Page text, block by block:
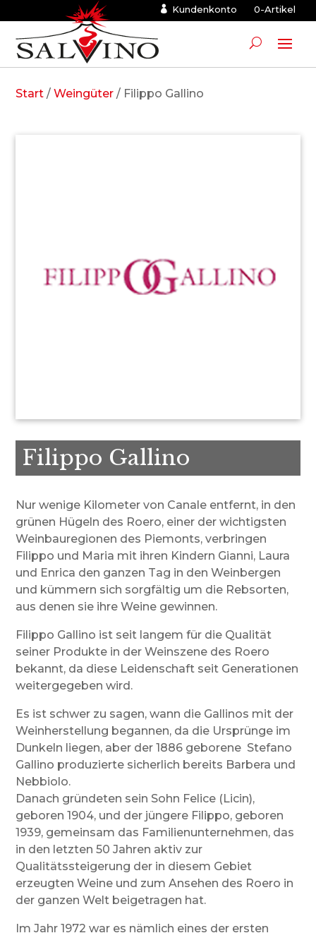
Kundenkonto 0-Artikel
Start /Weingüter / Filippo Gallino
Filippo Gallino
Nur wenige Kilometer von Canale entfernt, in den
grünen Hügeln des Roero, einer der wichtigsten
Weinbauregionen des Piemonts, verbringen
Filippo und Maria mit ihren Kindern Gianni, Laura
und Enrica den ganzen Tag in den Weinbergen
und kümmern sich sorgfältig um die Rebsorten,
aus denen sie ihre Weine gewinnen.
Filippo Gallino ist seit langem für die Qualität
seiner Produkte in der Weinszene des Roero
bekannt, da diese Leidenschaft seit Generationen
weitergegeben wird.
Es ist schwer zu sagen, wann die Gallinos mit der
Weinherstellung begannen, da die Ursprünge im
Dunkeln liegen, aber der 1886 geborene Stefano
Gallino produzierte sicherlich bereits Barbera und
Nebbiolo.
Danach gründeten sein Sohn Felice (Licin),
geboren 1904, und der jüngere Filippo, geboren
1939, gemeinsam das Familienunternehmen, das
in den letzten 50 Jahren aktiv zur
Qualitätssteigerung der in diesem Gebiet
erzeugten Weine und zum Ansehen des Roero in
der ganzen Welt beigetragen hat.
Im Jahr 1972 war es nämlich eines der ersten